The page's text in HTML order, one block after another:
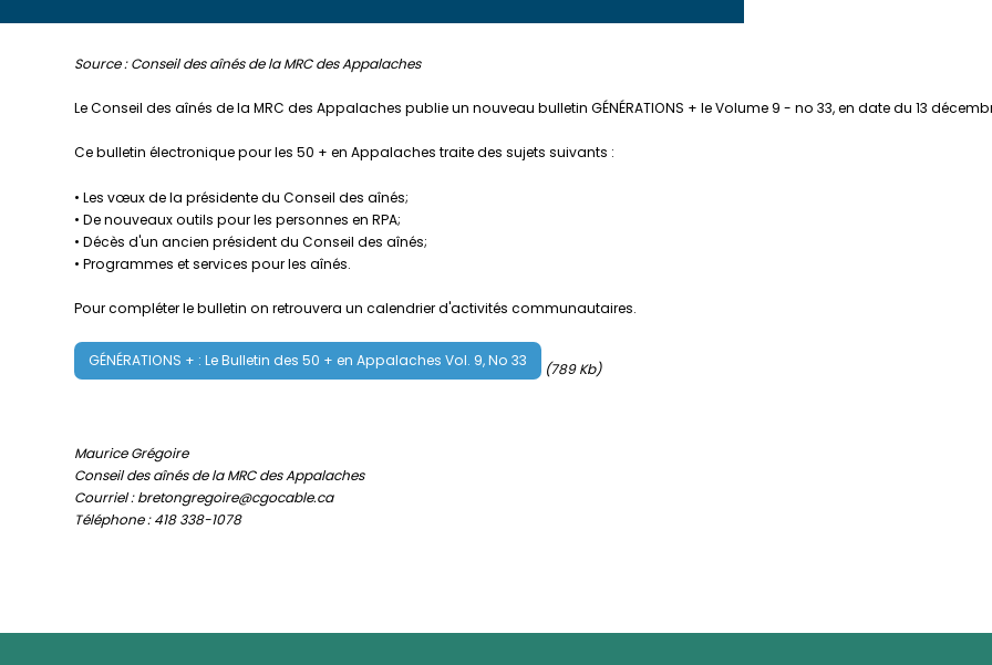
Source : Conseil des aînés de la MRC des Appalaches
Le Conseil des aînés de la MRC des Appalaches publie un nouveau bulletin GÉNÉRATIONS + le Volume 9 - no 33, en date du 13
Ce bulletin électronique pour les 50 + en Appalaches traite des sujets suivants :
• Les vœux de la présidente du Conseil des aînés;
• De nouveaux outils pour les personnes en RPA;
• Décès d'un ancien président du Conseil des aînés;
• Programmes et services pour les aînés.
Pour compléter le bulletin on retrouvera un calendrier d'activités communautaires.
GÉNÉRATIONS + : Le Bulletin des 50 + en Appalaches Vol. 9, No 33 (789 Kb)
Maurice Grégoire
Conseil des aînés de la MRC des Appalaches
Courriel : bretongregoire@cgocable.ca
Téléphone : 418 338-1078